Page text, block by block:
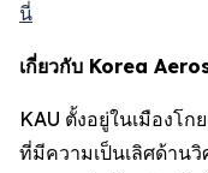
นี่
เกี่ยวกับ Korea
KAU ตั้งอยู่ในเมืองโก
ที่มีความเป็นเลิศด้าน